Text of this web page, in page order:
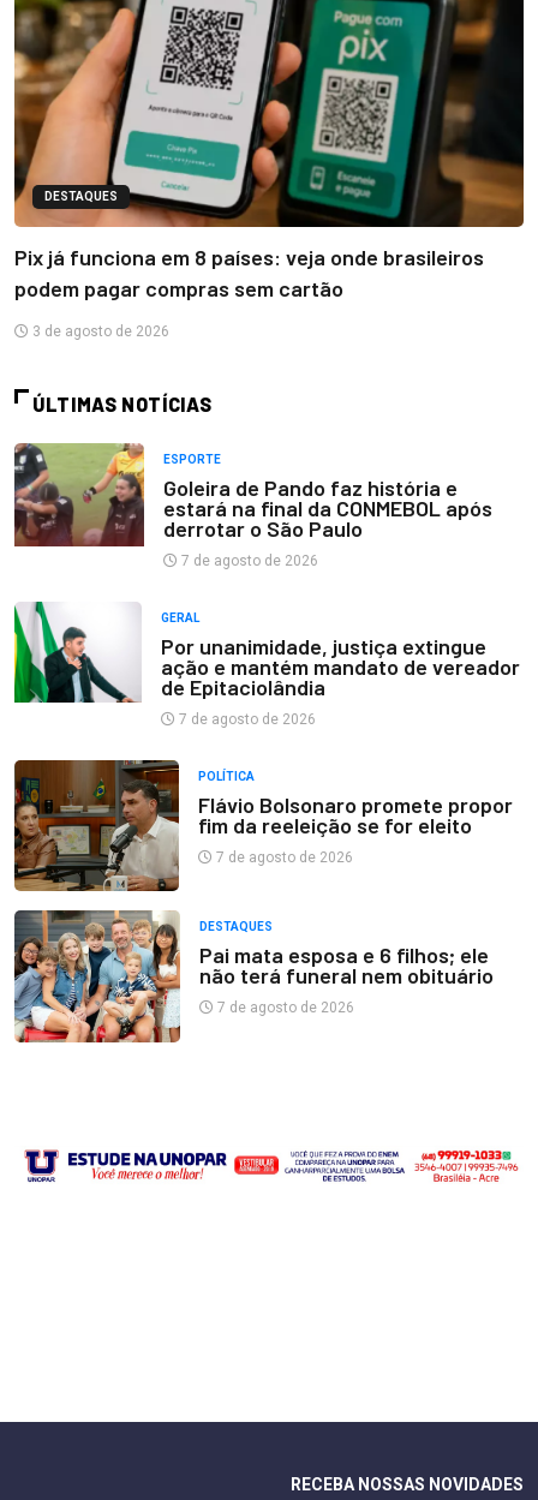
DESTAQUES
Pix já funciona em 8 países: veja onde brasileiros
podem pagar compras sem cartão
3 de agosto de 2026
ÚLTIMAS NOTÍCIAS
ESPORTE
Goleira de Pando faz história e
estará na final da CONMEBOL após
derrotar o São Paulo
7 de agosto de 2026
GERAL
Por unanimidade, justiça extingue
ação e mantém mandato de vereador
de Epitaciolândia
7 de agosto de 2026
POLÍTICA
Flávio Bolsonaro promete propor
fim da reeleição se for eleito
7 de agosto de 2026
DESTAQUES
Pai mata esposa e 6 filhos; ele
não terá funeral nem obituário
7 de agosto de 2026
RECEBA NOSSAS NOVIDADES